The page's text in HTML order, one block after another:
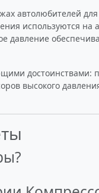
автолюбителей
используются
давление
достоинствами:
высокого